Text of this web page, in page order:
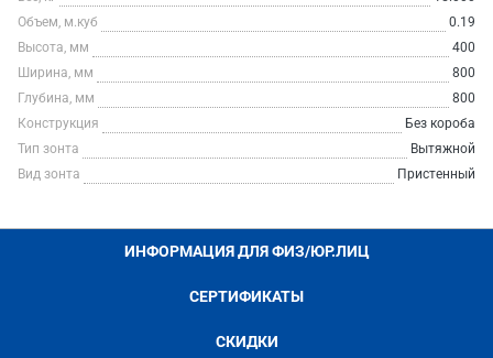
Объем, м.куб
0.19
Высота, мм
400
Ширина, мм
800
Глубина, мм
800
Конструкция
Без короба
Тип зонта
Вытяжной
Вид зонта
Пристенный
ИНФОРМАЦИЯ ДЛЯ ФИЗ/ЮР.ЛИЦ
СЕРТИФИКАТЫ
СКИДКИ